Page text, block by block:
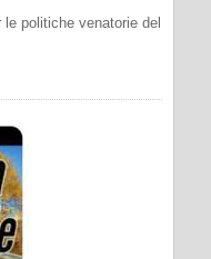
politiche venatorie del